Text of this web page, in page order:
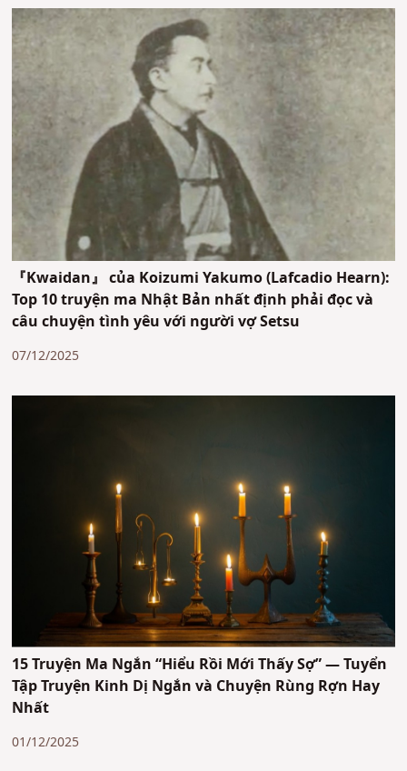
『Kwaidan』 của Koizumi Yakumo (Lafcadio Hearn):
Top 10 truyện ma Nhật Bản nhất định phải đọc và
câu chuyện tình yêu với người vợ Setsu
07/12/2025
15 Truyện Ma Ngắn “Hiểu Rồi Mới Thấy Sợ” — Tuyển
Tập Truyện Kinh Dị Ngắn và Chuyện Rùng Rợn Hay
Nhất
01/12/2025